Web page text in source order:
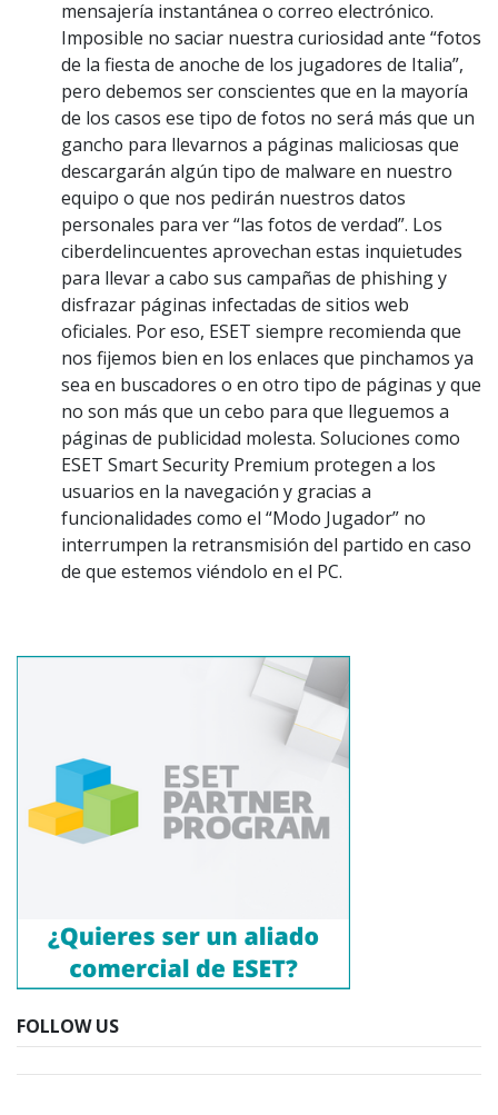
mensajería instantánea o correo electrónico.
Imposible no saciar nuestra curiosidad ante “fotos
de la fiesta de anoche de los jugadores de Italia”,
pero debemos ser conscientes que en la mayoría
de los casos ese tipo de fotos no será más que un
gancho para llevarnos a páginas maliciosas que
descargarán algún tipo de malware en nuestro
equipo o que nos pedirán nuestros datos
personales para ver “las fotos de verdad”. Los
ciberdelincuentes aprovechan estas inquietudes
para llevar a cabo sus campañas de phishing y
disfrazar páginas infectadas de sitios web
oficiales. Por eso, ESET siempre recomienda que
nos fijemos bien en los enlaces que pinchamos ya
sea en buscadores o en otro tipo de páginas y que
no son más que un cebo para que lleguemos a
páginas de publicidad molesta. Soluciones como
ESET Smart Security Premium protegen a los
usuarios en la navegación y gracias a
funcionalidades como el “Modo Jugador” no
interrumpen la retransmisión del partido en caso
de que estemos viéndolo en el PC.
FOLLOW US